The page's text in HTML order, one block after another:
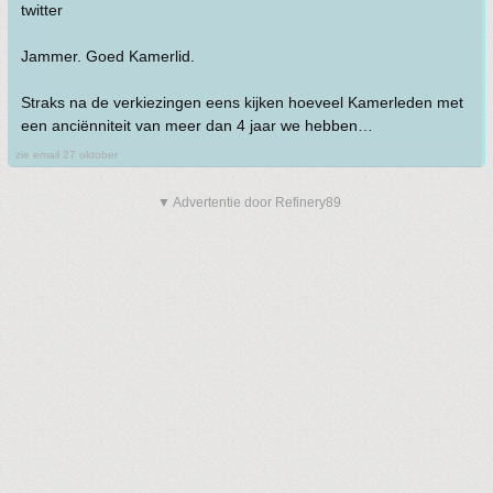
twitter
Jammer. Goed Kamerlid.
Straks na de verkiezingen eens kijken hoeveel Kamerleden met
een anciënniteit van meer dan 4 jaar we hebben…
zie email 27 oktober
▼ Advertentie door Refinery89